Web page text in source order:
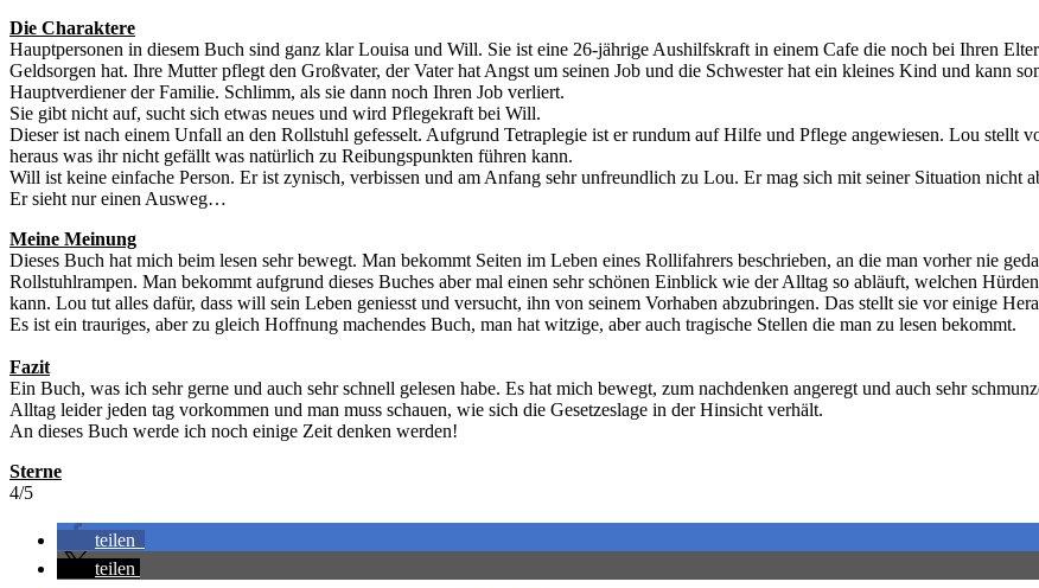
Die Charaktere
Hauptpersonen in diesem Buch sind ganz klar Louisa und Will. Sie ist eine 26-jährige Aushilfskraft in einem Cafe die noch bei Ihren
Geldsorgen hat. Ihre Mutter pflegt den Großvater, der Vater hat Angst um seinen Job und die Schwester hat ein kleines Kind und kann
Hauptverdiener der Familie. Schlimm, als sie dann noch Ihren Job verliert.
Sie gibt nicht auf, sucht sich etwas neues und wird Pflegekraft bei Will.
Dieser ist nach einem Unfall an den Rollstuhl gefesselt. Aufgrund Tetraplegie ist er rundum auf Hilfe und Pflege angewiesen. Lou stellt
heraus was ihr nicht gefällt was natürlich zu Reibungspunkten führen kann.
Will ist keine einfache Person. Er ist zynisch, verbissen und am Anfang sehr unfreundlich zu Lou. Er mag sich mit seiner Situation nicht
Er sieht nur einen Ausweg…
Meine Meinung
Dieses Buch hat mich beim lesen sehr bewegt. Man bekommt Seiten im Leben eines Rollifahrers beschrieben, an die man vorher nie
Rollstuhlrampen. Man bekommt aufgrund dieses Buches aber mal einen sehr schönen Einblick wie der Alltag so abläuft, welchen
kann. Lou tut alles dafür, dass will sein Leben geniesst und versucht, ihn von seinem Vorhaben abzubringen. Das stellt sie vor einige
Es ist ein trauriges, aber zu gleich Hoffnung machendes Buch, man hat witzige, aber auch tragische Stellen die man zu lesen bekommt.
Fazit
Ein Buch, was ich sehr gerne und auch sehr schnell gelesen habe. Es hat mich bewegt, zum nachdenken angeregt und auch sehr
Alltag leider jeden tag vorkommen und man muss schauen, wie sich die Gesetzeslage in der Hinsicht verhält.
An dieses Buch werde ich noch einige Zeit denken werden!
Sterne
4/5
teilen
teilen